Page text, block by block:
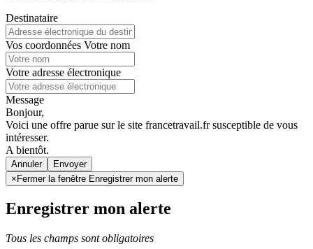
Destinataire
Vos coordonnées Votre nom
Votre adresse électronique
Message
Bonjour,
Voici une offre parue sur le site francetravail.fr susceptible de vous
intéresser.
A bientôt.
Annuler
×Fermer la fenêtre Enregistrer mon alerte
Enregistrer mon alerte
Tous les champs sont obligatoires